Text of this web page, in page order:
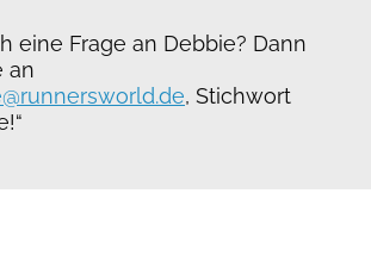
eine Frage an Debbie? Dann
an
, Stichwort